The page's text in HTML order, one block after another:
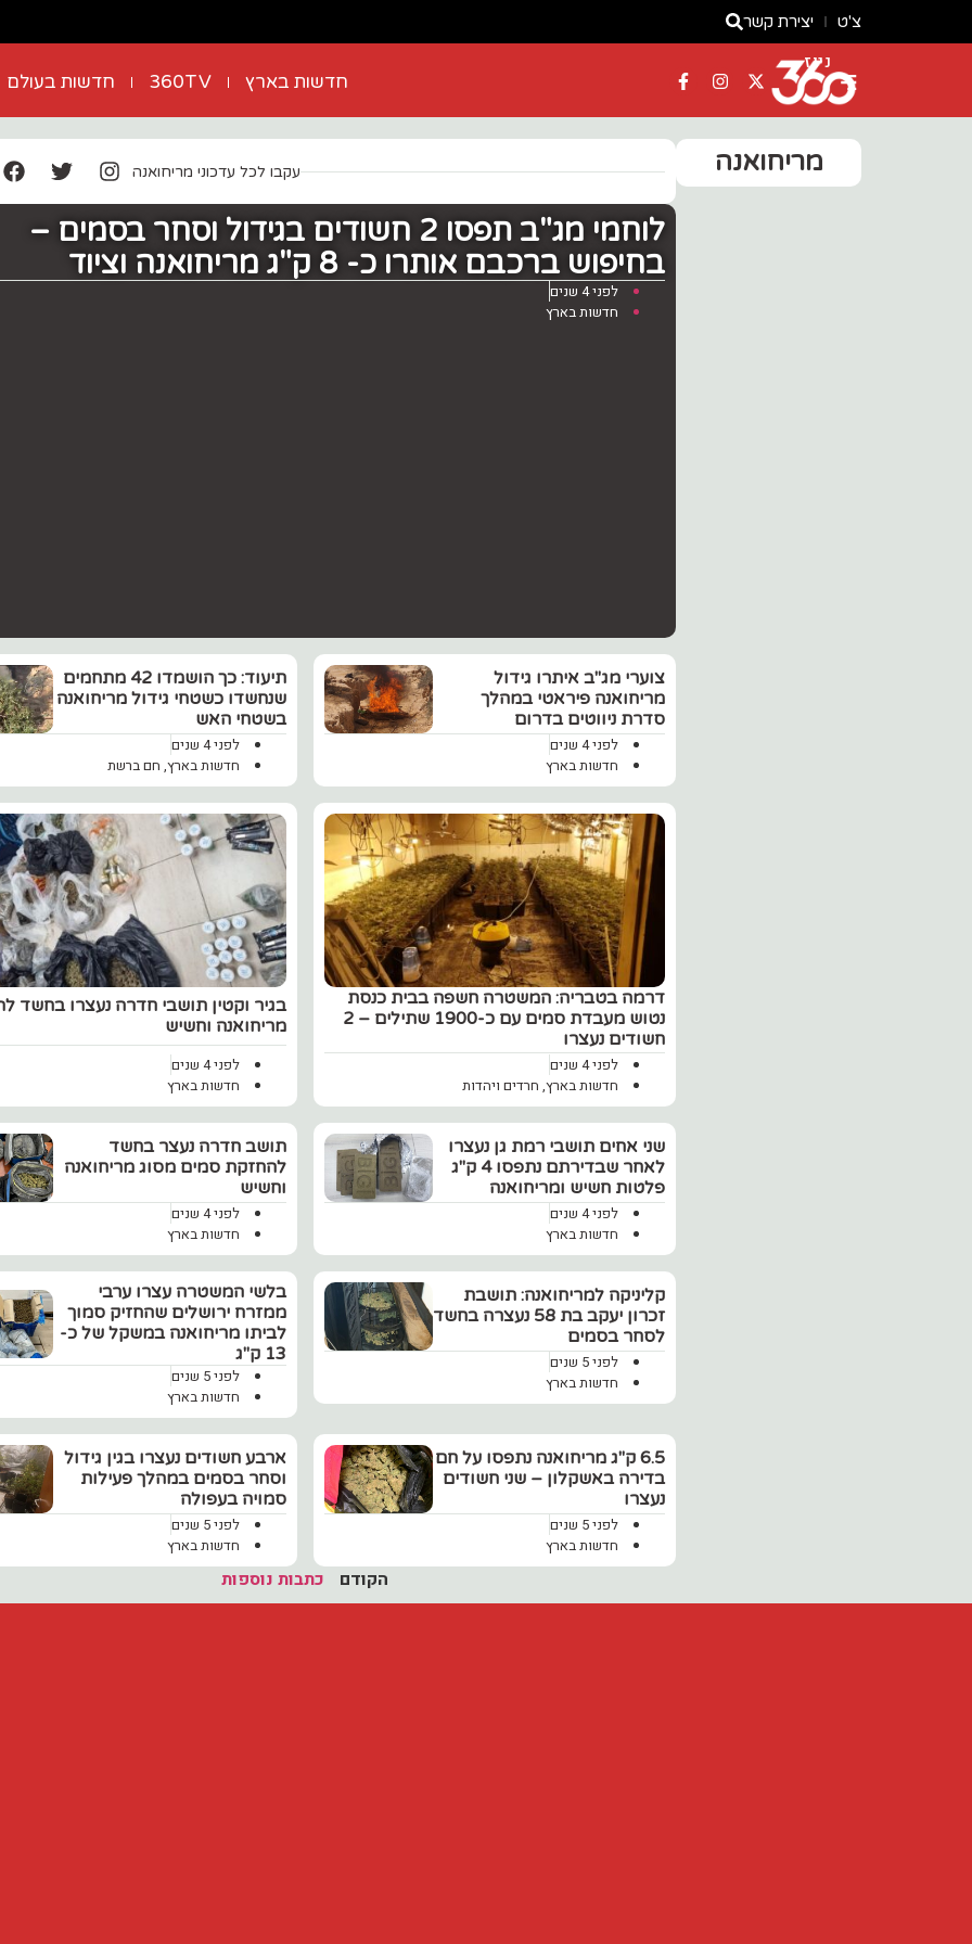
צ'ט יצירת קשר
ניוז
חדשות בארץ 360TV חדשות בעולם
מריחואנה עקבו לכל עדכוני מריחואנה
לוחמי מג"ב תפסו 2 חשודים בגידול וסחר בסמים –
בחיפוש ברכבם אותרו כ- 8 ק"ג מריחואנה וציוד
לפני 4 שנים
חדשות בארץ
צוערי מג"ב איתרו גידול
מריחואנה פיראטי במהלך
סדרת ניווטים בדרום
לפני 4 שנים
חדשות בארץ
תיעוד: כך הושמדו 42 מתחמים
שנחשדו כשטחי גידול מריחואנה
בשטחי האש
לפני 4 שנים
חדשות בארץ, חם ברשת
דרמה בטבריה: המשטרה חשפה בבית כנסת
נטוש מעבדת סמים עם כ-1900 שתילים – 2
חשודים נעצרו
לפני 4 שנים
חדשות בארץ, חרדים ויהדות
בגיר וקטין תושבי חדרה נעצרו בחשד
מריחואנה וחשיש
לפני 4 שנים
חדשות בארץ
שני אחים תושבי רמת גן נעצרו
לאחר שבדירתם נתפסו 4 ק"ג
פלטות חשיש ומריחואנה
לפני 4 שנים
חדשות בארץ
תושב חדרה נעצר בחשד
להחזקת סמים מסוג מריחואנה
וחשיש
לפני 4 שנים
חדשות בארץ
קליניקה למריחואנה: תושבת
זכרון יעקב בת 58 נעצרה בחשד
לסחר בסמים
לפני 5 שנים
חדשות בארץ
בלשי המשטרה עצרו ערבי
ממזרח ירושלים שהחזיק סמוך
לביתו מריחואנה במשקל של כ-
13 ק"ג
לפני 5 שנים
חדשות בארץ
6.5 ק"ג מריחואנה נתפסו על חם
בדירה באשקלון – שני חשודים
נעצרו
לפני 5 שנים
חדשות בארץ
ארבע חשודים נעצרו בגין גידול
וסחר בסמים במהלך פעילות
סמויה בעפולה
לפני 5 שנים
חדשות בארץ
הקודם כתבות נוספות